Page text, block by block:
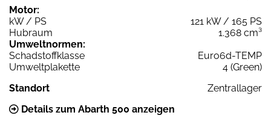
Motor:
kW / PS
121 kW / 165 PS
Hubraum
1.368 cm³
Umweltnormen:
Schadstoffklasse
Euro6d-TEMP
Umweltplakette
4 (Green)
Standort
Zentrallager
Details zum Abarth 500 anzeigen